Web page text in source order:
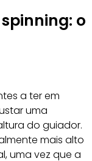
o
a ter em
uma
do guiador.
mais alto
uma vez que a